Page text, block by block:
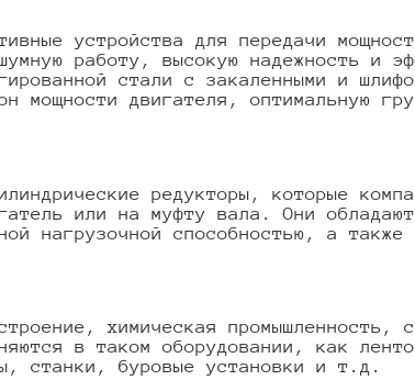
устройства для передачи
работу, высокую надежность и
стали с закаленными и
мощности двигателя, оптимальную
редукторы, которые
или на муфту вала. Они
нагрузочной способностью, а также
химическая промышленность,
в таком оборудовании, как
станки, буровые установки и т.д.